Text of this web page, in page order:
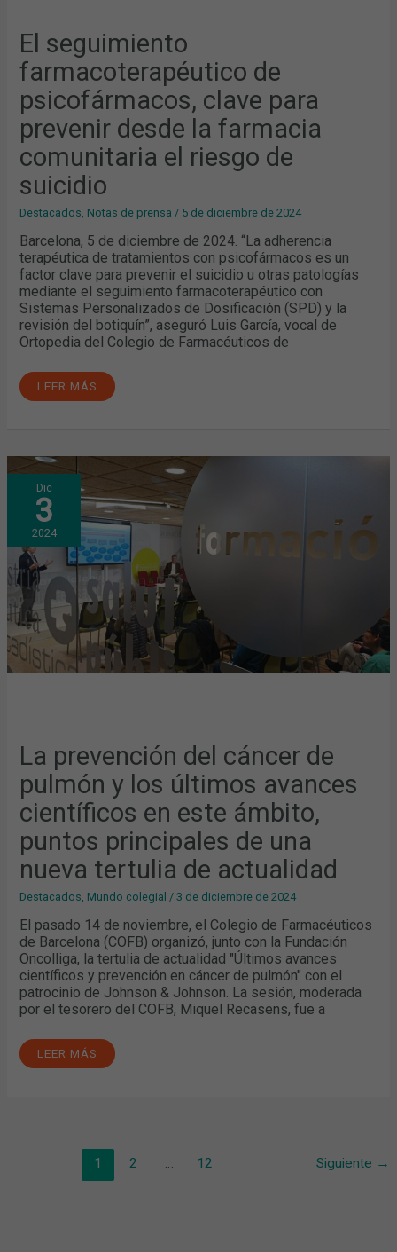
El seguimiento
farmacoterapéutico de
psicofármacos, clave para
prevenir desde la farmacia
comunitaria el riesgo de
suicidio
Destacados, Notas de prensa / 5 de diciembre de 2024
Barcelona, 5 de diciembre de 2024. “La adherencia
terapéutica de tratamientos con psicofármacos es un
factor clave para prevenir el suicidio u otras patologías
mediante el seguimiento farmacoterapéutico con
Sistemas Personalizados de Dosificación (SPD) y la
revisión del botiquín”, aseguró Luis García, vocal de
Ortopedia del Colegio de Farmacéuticos de
LEER MÁS
Dic
3
2024
La prevención del cáncer de
pulmón y los últimos avances
científicos en este ámbito,
puntos principales de una
nueva tertulia de actualidad
Destacados, Mundo colegial /3 de diciembre de 2024
El pasado 14 de noviembre, el Colegio de Farmacéuticos
de Barcelona (COFB) organizó, junto con la Fundación
Oncolliga, la tertulia de actualidad "Últimos avances
científicos y prevención en cáncer de pulmón" con el
patrocinio de Johnson & Johnson. La sesión, moderada
por el tesorero del COFB, Miquel Recasens, fue a
LA
PREVENCIÓN
DEL
CÁNCER
DE
PULMÓN
Y
LOS
ÚLTIMOS
AVANCES
CIENTÍFICOS
EN
ESTE
ÁMBITO,
PUNTOS
PRINCIPALES
DE
UNA
LEER MÁS
1 2 12 Siguiente →